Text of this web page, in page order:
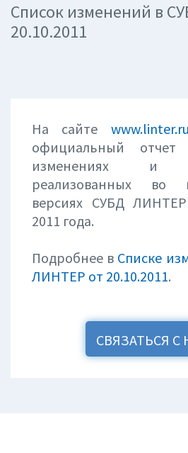
Список изменений в
20.10.2011
На сайте www.linter.ru
официальный
изменениях и
реализованных во
версиях СУБД
2011 года.
Подробнее в Списке
ЛИНТЕР от 20.10.2011.
СВЯЗАТЬСЯ С